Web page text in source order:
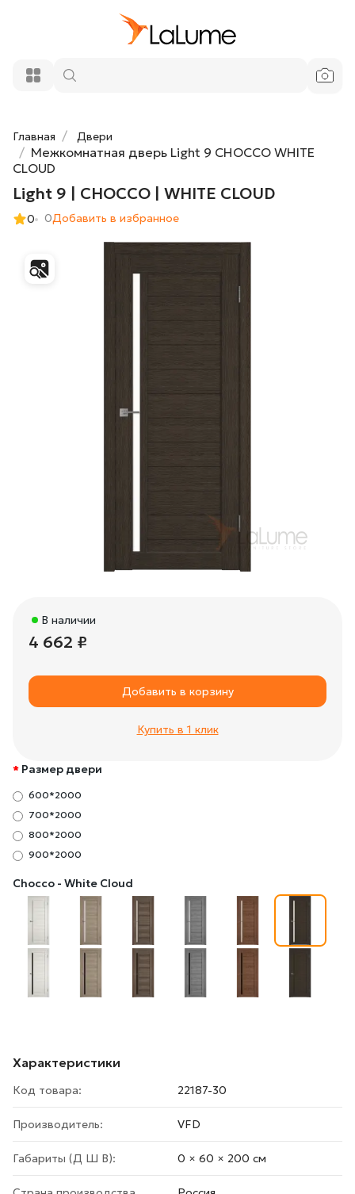
Главная Двери
Межкомнатная дверь Light 9 CHOCCO WHITE
CLOUD
Light 9 | CHOCCO | WHITE CLOUD
0 0Добавить в избранное
Размер двери
600*2000
700*2000
800*2000
900*2000
Chocco - White Cloud
Характеристики
Код товара: 22187-30
Производитель: VFD
Габариты (Д Ш В): 0 × 60 × 200 cм
В наличии
4 662 ₽
Добавить в корзину
Купить в 1 клик
Light 9 | CHOCCO | WHITE CLOUD